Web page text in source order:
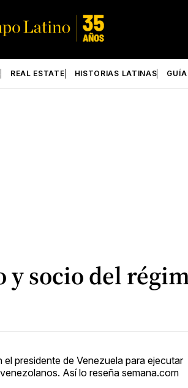
REAL ESTATE HISTORIAS LATINAS
socio del
presidente de Venezuela para ejecutar
Así lo reseña semana.com